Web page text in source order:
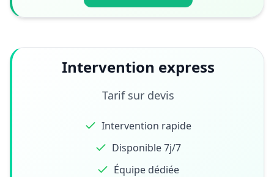
Intervention express
Tarif sur devis
Intervention rapide
Disponible 7j/7
Équipe dédiée